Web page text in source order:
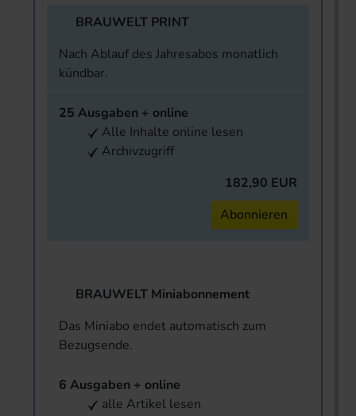
BRAUWELT PRINT
Nach Ablauf des Jahresabos monatlich
kündbar.
25 Ausgaben + online
Alle Inhalte online lesen
Archivzugriff
182,90 EUR
Abonnieren
BRAUWELT Miniabonnement
Das Miniabo endet automatisch zum
Bezugsende.
6 Ausgaben + online
alle Artikel lesen